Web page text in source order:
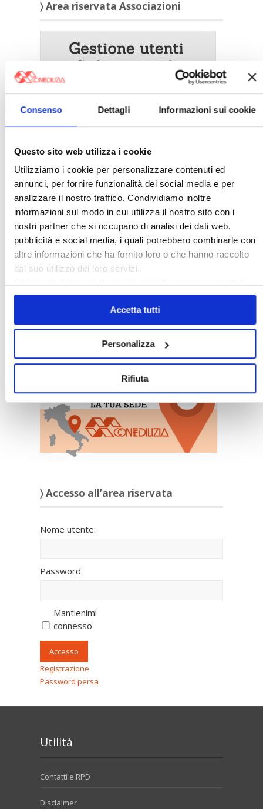
Consenso Dettagli Informazioni sui cookie
Questo sito web utilizza i cookie
Utilizziamo i cookie per personalizzare contenuti ed
annunci, per fornire funzionalità dei social media e per
analizzare il nostro traffico. Condividiamo inoltre
informazioni sul modo in cui utilizza il nostro sito con i
nostri partner che si occupano di analisi dei dati web,
pubblicità e social media, i quali potrebbero combinarle con
altre informazioni che ha fornito loro o che hanno raccolto
dal suo utilizzo dei loro servizi.
solo i cookie necessari.
Accetta tutti
Personalizza
Rifiuta
〉 Area riservata Associazioni
〉 5 ragioni per aderire a Confedilizia
〉 Accesso all’area riservata
Nome utente:
Password:
Mantienimi
connesso
Accesso
Registrazione
Password persa
Utilità
Contatti e RPD
Disclaimer